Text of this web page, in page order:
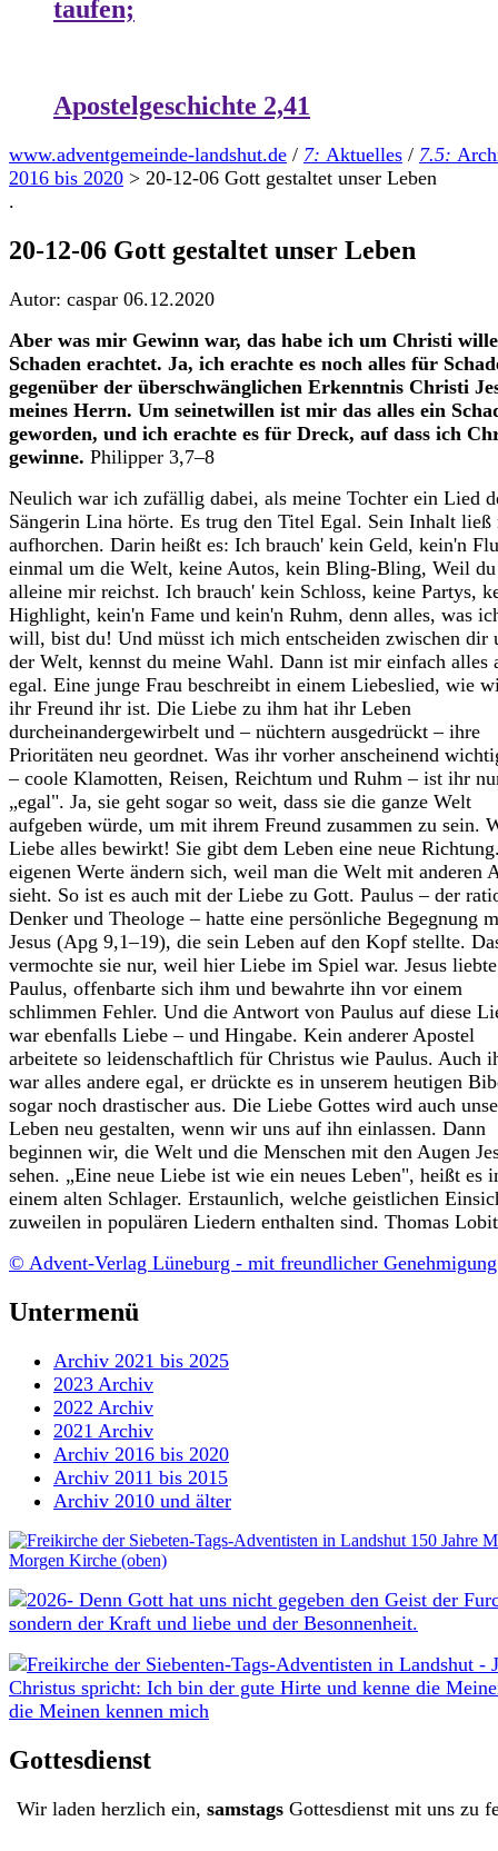
taufen;
Apostelgeschichte 2,41
www.adventgemeinde-landshut.de / 7: Aktuelles / 7.5:
2016 bis 2020 > 20-12-06 Gott gestaltet unser Leben
.
20-12-06 Gott gestaltet unser Leben
Autor: caspar 06.12.2020
Aber was mir Gewinn war, das habe ich um Christi
Schaden erachtet. Ja, ich erachte es noch alles für
gegenüber der überschwänglichen Erkenntnis Christi
meines Herrn. Um seinetwillen ist mir das alles ein
geworden, und ich erachte es für Dreck, auf dass ich
gewinne. Philipper 3,7–8
Neulich war ich zufällig dabei, als meine Tochter ein Lied
Sängerin Lina hörte. Es trug den Titel Egal. Sein Inhalt ließ
aufhorchen. Darin heißt es: Ich brauch' kein Geld, kein'n
einmal um die Welt, keine Autos, kein Bling-Bling, Weil du
alleine mir reichst. Ich brauch' kein Schloss, keine Partys,
Highlight, kein'n Fame und kein'n Ruhm, denn alles, was
will, bist du! Und müsst ich mich entscheiden zwischen dir
der Welt, kennst du meine Wahl. Dann ist mir einfach alles
egal. Eine junge Frau beschreibt in einem Liebeslied, wie
ihr Freund ihr ist. Die Liebe zu ihm hat ihr Leben
durcheinandergewirbelt und – nüchtern ausgedrückt – ihre
Prioritäten neu geordnet. Was ihr vorher anscheinend
– coole Klamotten, Reisen, Reichtum und Ruhm – ist ihr
„egal". Ja, sie geht sogar so weit, dass sie die ganze Welt
aufgeben würde, um mit ihrem Freund zusammen zu sein.
Liebe alles bewirkt! Sie gibt dem Leben eine neue
eigenen Werte ändern sich, weil man die Welt mit anderen
sieht. So ist es auch mit der Liebe zu Gott. Paulus – der
Denker und Theologe – hatte eine persönliche Begegnung
Jesus (Apg 9,1–19), die sein Leben auf den Kopf stellte.
vermochte sie nur, weil hier Liebe im Spiel war. Jesus liebte
Paulus, offenbarte sich ihm und bewahrte ihn vor einem
schlimmen Fehler. Und die Antwort von Paulus auf diese
war ebenfalls Liebe – und Hingabe. Kein anderer Apostel
arbeitete so leidenschaftlich für Christus wie Paulus. Auch
war alles andere egal, er drückte es in unserem heutigen
sogar noch drastischer aus. Die Liebe Gottes wird auch
Leben neu gestalten, wenn wir uns auf ihn einlassen. Dann
beginnen wir, die Welt und die Menschen mit den Augen
sehen. „Eine neue Liebe ist wie ein neues Leben", heißt es
einem alten Schlager. Erstaunlich, welche geistlichen
zuweilen in populären Liedern enthalten sind. Thomas
© Advent-Verlag Lüneburg - mit freundlicher Genehmigung
Untermenü
Archiv 2021 bis 2025
2023 Archiv
2022 Archiv
2021 Archiv
Archiv 2016 bis 2020
Archiv 2011 bis 2015
Archiv 2010 und älter
Gottesdienst
Wir laden herzlich ein, samstagsGottesdienst mit uns zu